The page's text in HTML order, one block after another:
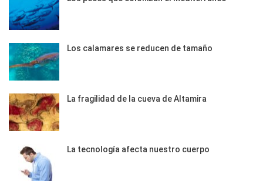
Los calamares se reducen de tamaño
La fragilidad de la cueva de Altamira
La tecnología afecta nuestro cuerpo